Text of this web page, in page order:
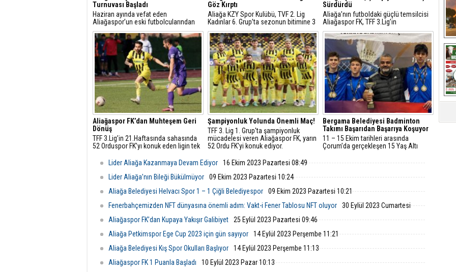
Turnuvası Başladı
Haziran ayında vefat eden
Aliağaspor’un eski futbolcularından
Memduh Aydın anısına düzenlenen
Aliağa 13 Eylül Masterler Futbol
Turnuvası başladı.
Göz Kırptı
Aliağa KZY Spor Kulübü, TVF 2. Lig
Kadınlar 6. Grup’ta sezonun bitimine 3
maç kala zirve yarışındaki birinciliğini
garantileyerek tarih yazdı.
Sürdürdü
Aliağa’nın futboldaki güçlü temsilcisi
Aliağaspor FK, TFF 3.Lig’in
23.Haftasında sahasında ağırladığı
Artvin Hopaspor’u 2-0 mağlup etti.
Aliağaspor FK’dan Muhteşem Geri
Dönüş
TFF 3.Lig’in 21.Haftasında sahasında
52 Orduspor FK’yı konuk eden ligin tek
dakikalarda bulduğu gollerle sahadan
2-1’lik galibiyetle ayrıldı.
Şampiyonluk Yolunda Önemli Maç!
TFF 3. Lig 1. Grup'ta şampiyonluk
mücadelesi veren Aliağaspor FK, yarın
52 Ordu FK'yi konuk ediyor.
Bergama Belediyesi Badminton
Takımı Başarıdan Başarıya Koşuyor
11 – 15 Ekim tarihleri arasında
Çorum’da gerçekleşen 15 Yaş Altı
müsabakaları sona erdi.
Lider Aliağa Kazanmaya Devam Ediyor
16 Ekim 2023 Pazartesi 08:49
Lider Aliağa’nın Bileği Bükülmüyor
09 Ekim 2023 Pazartesi 10:24
Aliağa Belediyesi Helvacı Spor 1 – 1 Çiğli Belediyespor
09 Ekim 2023 Pazartesi 10:21
Fenerbahçemizden NFT dünyasına önemli adım: Vakt-i Fener Tablosu NFT oluyor
30 Eylül 2023 Cumartesi
11:01
Aliağaspor FK’dan Kupaya Yakışır Galibiyet
25 Eylül 2023 Pazartesi 09:46
Aliağa Petkimspor Ege Cup 2023 için gün sayıyor
14 Eylül 2023 Perşembe 11:21
Aliağa Belediyesi Kış Spor Okulları Başlıyor
14 Eylül 2023 Perşembe 11:13
Aliağaspor FK 1 Puanla Başladı
10 Eylül 2023 Pazar 10:13